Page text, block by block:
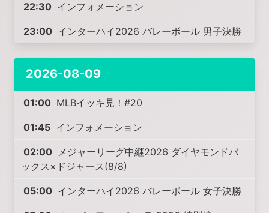
22:30 インフォメーション
23:00 インターハイ2026 バレーボール 男子決勝
2026-08-09
01:00 MLBイッキ見！#20
01:45 インフォメーション
02:00 メジャーリーグ中継2026 ダイヤモンドバ
ックス×ドジャース(8/8)
05:00 インターハイ2026 バレーボール 女子決勝